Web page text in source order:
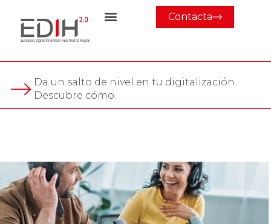
Contacta
Da un salto de nivel en tu digitalización.
Descubre cómo.